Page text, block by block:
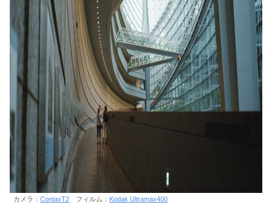
カメラ： ContaxT2 フィルム： Kodak Ultramax400